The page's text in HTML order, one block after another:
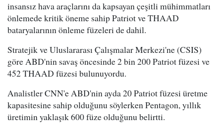
insansız hava araçlarını da kapsayan çeşitli mühimmatları
önlemede kritik öneme sahip Patriot ve THAAD
bataryalarının önleme füzeleri de dahil.
Stratejik ve Uluslararası Çalışmalar Merkezi'ne (CSIS)
göre ABD'nin savaş öncesinde 2 bin 200 Patriot füzesi ve
452 THAAD füzesi bulunuyordu.
Analistler CNN'e ABD'nin ayda 20 Patriot füzesi üretme
kapasitesine sahip olduğunu söylerken Pentagon, yıllık
üretimin yaklaşık 600 füze olduğunu belirtti.